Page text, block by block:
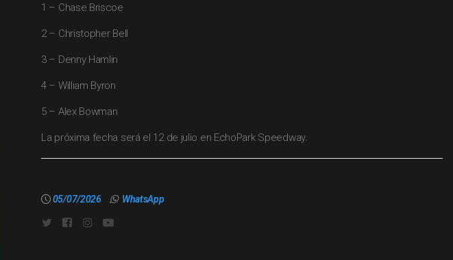
1 – Chase Briscoe
2 – Christopher Bell
3 – Denny Hamlin
4 – William Byron
5 – Alex Bowman
La próxima fecha será el 12 de julio en EchoPark Speedway.
05/07/2026 WhatsApp